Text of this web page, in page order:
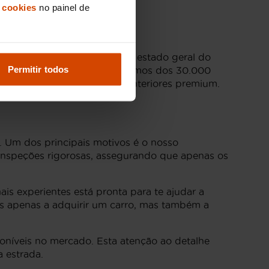
no painel de
Permitir todos
fabrico, quilometragem e estado geral do
a atingir valores próximos dos 30.000
e acabamentos interiores premium.
Um dos principais motivos é o nosso
rigorosas, assegurando que apenas os
experientes está pronta para te ajudar a
apenas a adquirir um carro, mas também a
no mercado. Esta atenção ao detalhe
estrada.